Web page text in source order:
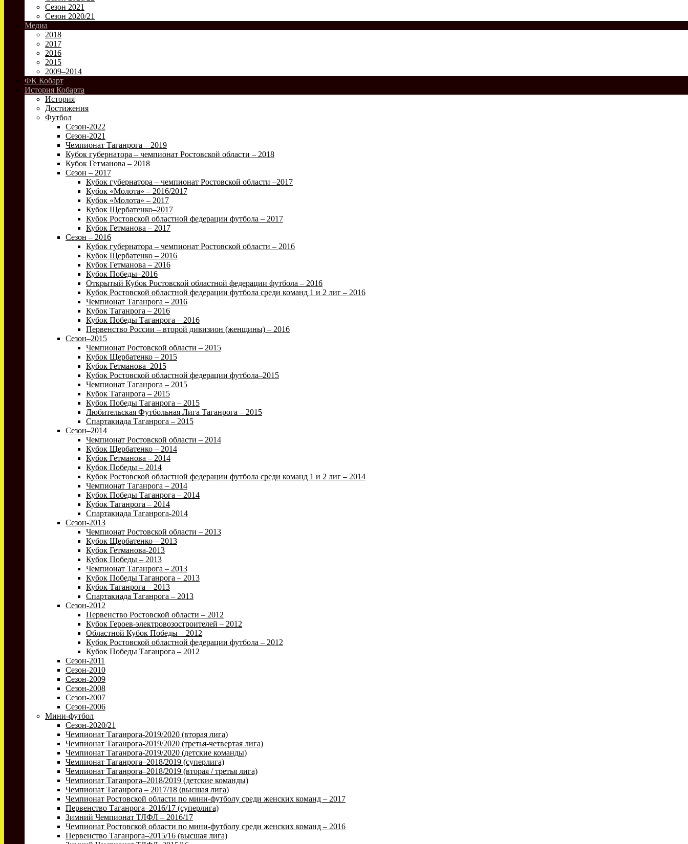
Сезон 2021
Сезон 2020/21
Медиа
2018
2017
2016
2015
2009–2014
ФК Кобарт
История Кобарта
История
Достижения
Футбол
Сезон-2022
Сезон-2021
Чемпионат Таганрога – 2019
Кубок губернатора – чемпионат Ростовской области – 2018
Кубок Гетманова – 2018
Сезон – 2017
Кубок губернатора – чемпионат Ростовской области –2017
Кубок «Молота» – 2016/2017
Кубок «Молота» – 2017
Кубок Щербатенко–2017
Кубок Ростовской областной федерации футбола – 2017
Кубок Гетманова – 2017
Сезон – 2016
Кубок губернатора – чемпионат Ростовской области – 2016
Кубок Щербатенко – 2016
Кубок Гетманова – 2016
Кубок Победы–2016
Открытый Кубок Ростовской областной федерации футбола – 2016
Кубок Ростовской областной федерации футбола среди команд 1 и 2 лиг – 2016
Чемпионат Таганрога – 2016
Кубок Таганрога – 2016
Кубок Победы Таганрога – 2016
Первенство России – второй дивизион (женщины) – 2016
Сезон–2015
Чемпионат Ростовской области – 2015
Кубок Щербатенко – 2015
Кубок Гетманова–2015
Кубок Ростовской областной федерации футбола–2015
Чемпионат Таганрога – 2015
Кубок Таганрога – 2015
Кубок Победы Таганрога – 2015
Любительская Футбольная Лига Таганрога – 2015
Спартакиада Таганрога – 2015
Сезон–2014
Чемпионат Ростовской области – 2014
Кубок Щербатенко – 2014
Кубок Гетманова – 2014
Кубок Победы – 2014
Кубок Ростовской областной федерации футбола среди команд 1 и 2 лиг – 2014
Чемпионат Таганрога – 2014
Кубок Победы Таганрога – 2014
Кубок Таганрога – 2014
Спартакиада Таганрога-2014
Сезон-2013
Чемпионат Ростовской области – 2013
Кубок Щербатенко – 2013
Кубок Гетманова-2013
Кубок Победы – 2013
Чемпионат Таганрога – 2013
Кубок Победы Таганрога – 2013
Кубок Таганрога – 2013
Спартакиада Таганрога – 2013
Сезон-2012
Первенство Ростовской области – 2012
Кубок Героев-электровозостроителей – 2012
Областной Кубок Победы – 2012
Кубок Ростовской областной федерации футбола – 2012
Кубок Победы Таганрога – 2012
Сезон-2011
Сезон-2010
Сезон-2009
Сезон-2008
Сезон-2007
Сезон-2006
Мини-футбол
Сезон-2020/21
Чемпионат Таганрога-2019/2020 (вторая лига)
Чемпионат Таганрога-2019/2020 (третья-четвертая лига)
Чемпионат Таганрога-2019/2020 (детские команды)
Чемпионат Таганрога–2018/2019 (суперлига)
Чемпионат Таганрога–2018/2019 (вторая / третья лига)
Чемпионат Таганрога–2018/2019 (детские команды)
Чемпионат Таганрога – 2017/18 (высшая лига)
Чемпионат Ростовской области по мини-футболу среди женских команд – 2017
Первенство Таганрога–2016/17 (суперлига)
Зимний Чемпионат ТЛФЛ – 2016/17
Чемпионат Ростовской области по мини-футболу среди женских команд – 2016
Первенство Таганрога–2015/16 (высшая лига)